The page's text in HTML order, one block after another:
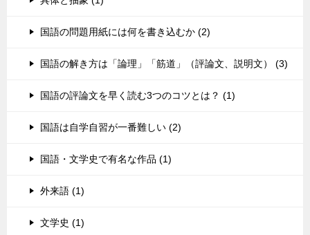
国語の問題用紙には何を書き込むか (2)
国語の解き方は「論理」「筋道」（評論文、説明文） (3)
国語の評論文を早く読む3つのコツとは？ (1)
国語は自学自習が一番難しい (2)
国語・文学史で有名な作品 (1)
外来語 (1)
文学史 (1)